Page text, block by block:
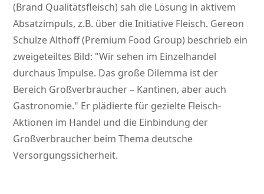
(Brand Qualitätsfleisch) sah die Lösung in aktivem
Absatzimpuls, z.B. über die Initiative Fleisch. Gereon
Schulze Althoff (Premium Food Group) beschrieb ein
zweigeteiltes Bild: Wir sehen im Einzelhandel
durchaus Impulse. Das große Dilemma ist der
Bereich Großverbraucher – Kantinen, aber auch
Gastronomie. Er plädierte für gezielte Fleisch-
Aktionen im Handel und die Einbindung der
Großverbraucher beim Thema deutsche
Versorgungssicherheit.